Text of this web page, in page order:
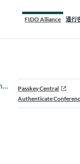
FIDO Alliance 通行
Passkey Central
Authenticate